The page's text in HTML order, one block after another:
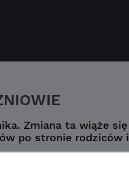
Zmiana ta wiąże
po stronie rodziców i